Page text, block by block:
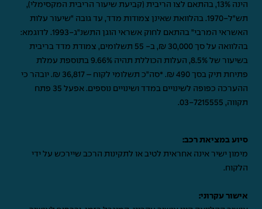
הינה 13%, בהתאם לצו הריבית (קביעת שיעור הריבית המקסימלי),
תש"ל-1970. בהלוואת שאינן צמודות מדד, עד גובה "שיעור עלות
האשראי המרבי" בהתאם לחוק אשראי הוגן התשנ"ג-1993. לדוגמא:
בהלוואה על סך 30,000 ₪, ב- 55 תשלומים, צמודת מדד בריבית
בשיעור של 8.5%, העלות הכוללת תהיה 9.66% בתוספת עמלת
פתיחת תיק בסך 490 ₪. *סה"כ תשלומי לקוח – 36,817 ₪. יובהר כי
ההערכה כפופה לשינויים במדד ושינויים נוספים. אפעל 35 פתח
תקווה, 03-7215555
.
סיוע במציאת רכב:
מימון ישיר אינה אחראית לטיב או לתקינות הרכב שיירכש על ידי
הלקוח.
אישור עקרוני: